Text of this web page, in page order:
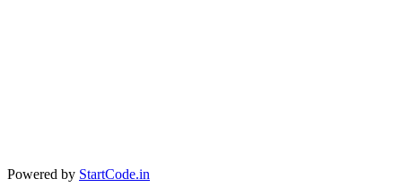
Powered by StartCode.in